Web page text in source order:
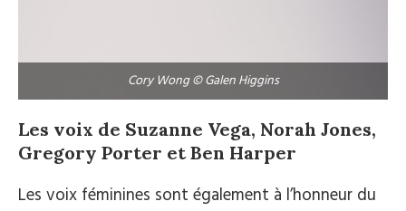
Cory Wong © Galen Higgins
Les voix de Suzanne Vega, Norah Jones,
Gregory Porter et Ben Harper
Les voix féminines sont également à l’honneur du